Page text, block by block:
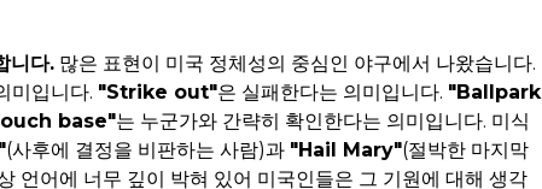
니다. 많은 표현이 미국 정체성의 중심인 야구에서 나왔습니다.
미입니다. "Strike out"은 실패한다는 의미입니다. "Ballpark
base"는 누군가와 간략히 확인한다는 의미입니다. 미식
(사후에 결정을 비판하는 사람)과 "Hail Mary"(절박한 마지막
언어에 너무 깊이 박혀 있어 미국인들은 그 기원에 대해 생각